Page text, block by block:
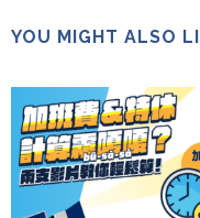
YOU MIGHT ALSO